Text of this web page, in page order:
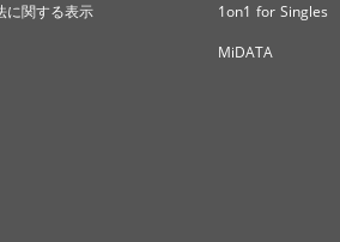
に関する表示
1on1 for Singles
MiDATA